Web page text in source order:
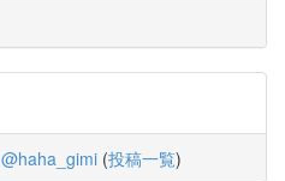
@haha_gimi (投稿一覧)